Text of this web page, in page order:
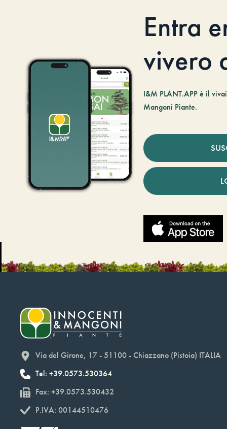
Entra
vivero
I&M PLANT.APP è il
Mangoni Piante.
Via del Girone, 17 - 51100 - Chiazzano (Pistoia) ITALIA
Tel: +39.0573.530364
Fax: +39.0573.530432
P.IVA: 00144510476